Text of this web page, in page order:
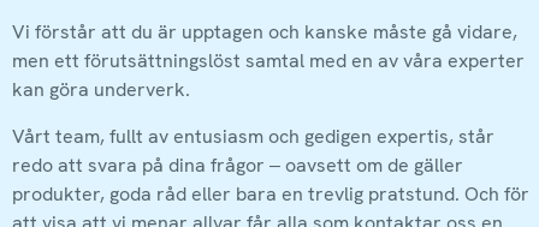
Vi förstår att du är upptagen och kanske måste gå vidare,
men ett förutsättningslöst samtal med en av våra experter
kan göra underverk.
Vårt team, fullt av entusiasm och gedigen expertis, står
redo att svara på dina frågor – oavsett om de gäller
produkter, goda råd eller bara en trevlig pratstund. Och för